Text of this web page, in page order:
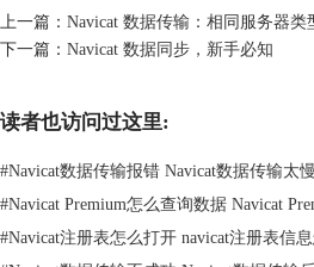
'23');
INSERT INTO `用户` (`ID 编号`, `用户名`,
'23');
例如：
INSERT INTO `用户` VALUES ('1', '梁明
'许勤', '23');
使用延迟插入语句：插入记录时使用
上一篇： Navicat 数据传输：相同服务器类
下一篇： Navicat 数据同步，新手必知
读者也访问过这里:
#Navicat数据传输报错 Navicat数据传输太慢
#Navicat Premium怎么查询数据 Navicat
#Navicat注册表怎么打开 navicat注册表信